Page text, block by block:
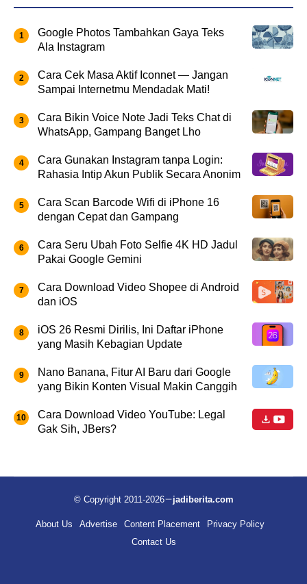
Google Photos Tambahkan Gaya Teks
Ala Instagram
Cara Cek Masa Aktif Iconnet — Jangan
Sampai Internetmu Mendadak Mati!
Cara Bikin Voice Note Jadi Teks Chat di
WhatsApp, Gampang Banget Lho
Cara Gunakan Instagram tanpa Login:
Rahasia Intip Akun Publik Secara Anonim
Cara Scan Barcode Wifi di iPhone 16
dengan Cepat dan Gampang
Cara Seru Ubah Foto Selfie 4K HD Jadul
Pakai Google Gemini
Cara Download Video Shopee di Android
dan iOS
iOS 26 Resmi Dirilis, Ini Daftar iPhone
yang Masih Kebagian Update
Nano Banana, Fitur AI Baru dari Google
yang Bikin Konten Visual Makin Canggih
Cara Download Video YouTube: Legal
Gak Sih, JBers?
© Copyright 2011-2026 jadiberita.com
About Us Advertise Content Placement
Privacy Policy
Contact Us